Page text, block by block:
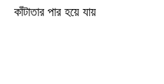
কাঁটাতার পার হয়ে যায়